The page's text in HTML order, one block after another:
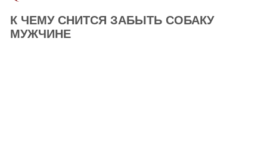
К ЧЕМУ СНИТСЯ ЗАБЫТЬ СОБАКУ
МУЖЧИНЕ